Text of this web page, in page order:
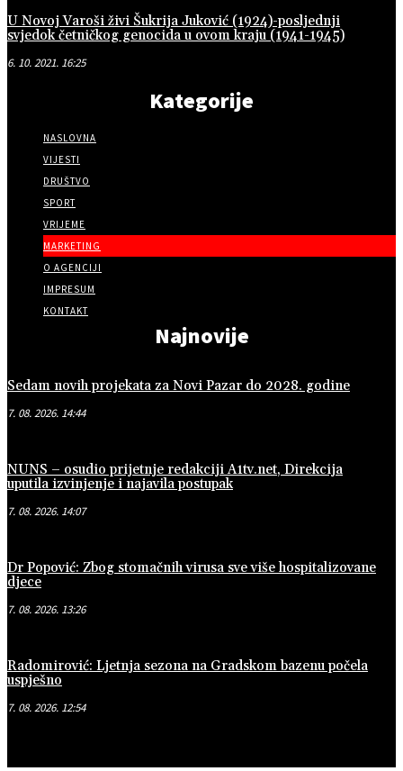
U Novoj Varoši živi Šukrija Juković (1924)-posljednji
svjedok četničkog genocida u ovom kraju (1941-1945)
6. 10. 2021. 16:25
Kategorije
NASLOVNA
VIJESTI
DRUŠTVO
SPORT
VRIJEME
MARKETING
O AGENCIJI
IMPRESUM
KONTAKT
Najnovije
Sedam novih projekata za Novi Pazar do 2028. godine
7. 08. 2026. 14:44
NUNS – osudio prijetnje redakciji A1tv.net, Direkcija
uputila izvinjenje i najavila postupak
7. 08. 2026. 14:07
Dr Popović: Zbog stomačnih virusa sve više hospitalizovane
djece
7. 08. 2026. 13:26
Radomirović: Ljetnja sezona na Gradskom bazenu počela
uspješno
7. 08. 2026. 12:54